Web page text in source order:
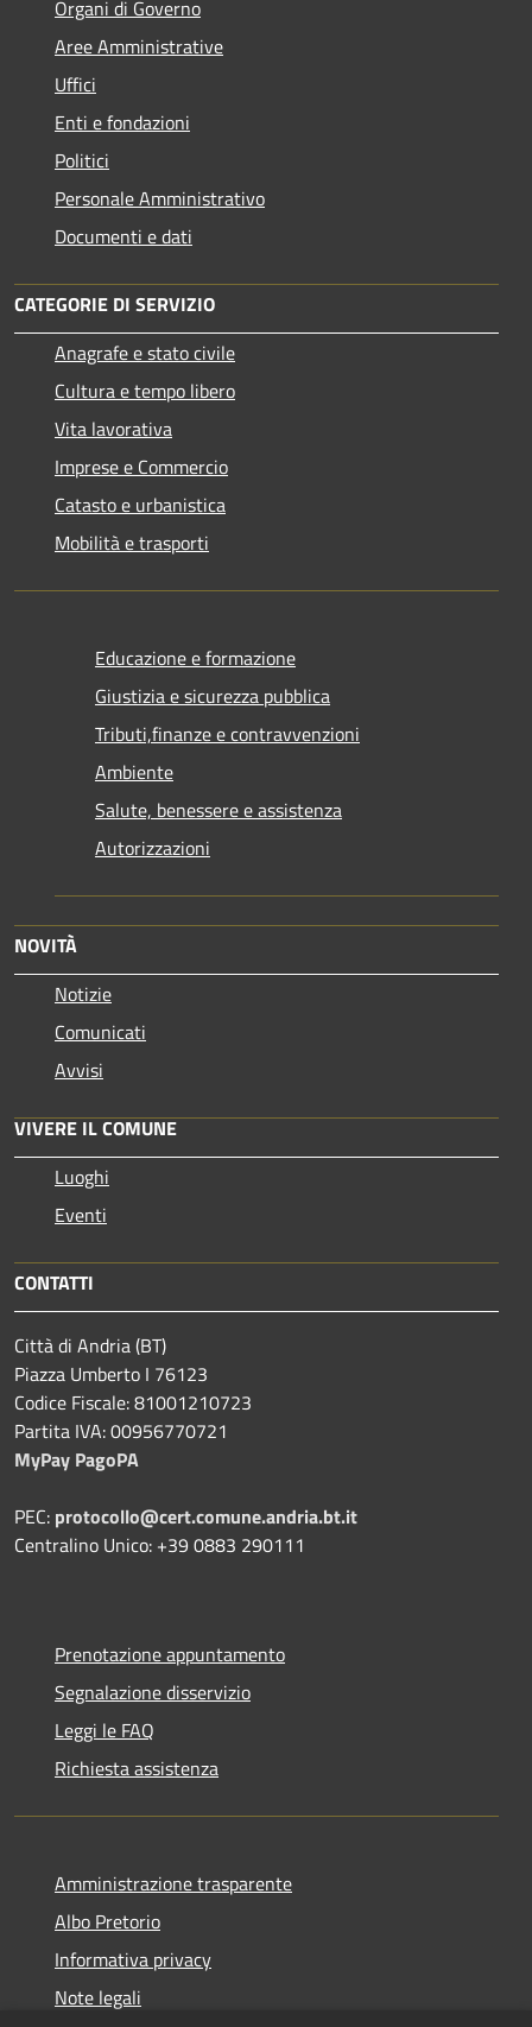
Organi di Governo
Aree Amministrative
Uffici
Enti e fondazioni
Politici
Personale Amministrativo
Documenti e dati
CATEGORIE DI SERVIZIO
Anagrafe e stato civile
Cultura e tempo libero
Vita lavorativa
Imprese e Commercio
Catasto e urbanistica
Mobilità e trasporti
Educazione e formazione
Giustizia e sicurezza pubblica
Tributi,finanze e contravvenzioni
Ambiente
Salute, benessere e assistenza
Autorizzazioni
NOVITÀ
Notizie
Comunicati
Avvisi
VIVERE IL COMUNE
Luoghi
Eventi
CONTATTI
Città di Andria (BT)
Piazza Umberto I 76123
Codice Fiscale: 81001210723
Partita IVA: 00956770721
MyPay PagoPA
PEC: protocollo@cert.comune.andria.bt.it
Centralino Unico: +39 0883 290111
Prenotazione appuntamento
Segnalazione disservizio
Leggi le FAQ
Richiesta assistenza
Amministrazione trasparente
Albo Pretorio
Informativa privacy
Note legali